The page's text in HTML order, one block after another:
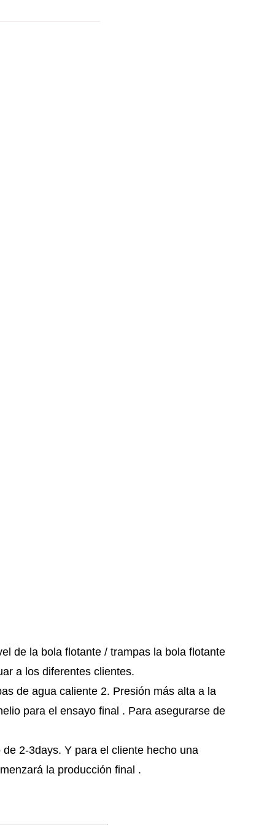
de la bola flotante / trampas la bola flotante
a los diferentes clientes.
de agua caliente 2. Presión más alta a la
para el ensayo final . Para asegurarse de
2-3days. Y para el cliente hecho una
la producción final .